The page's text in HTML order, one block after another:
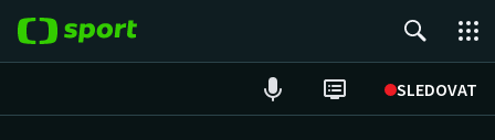
SLEDOVAT